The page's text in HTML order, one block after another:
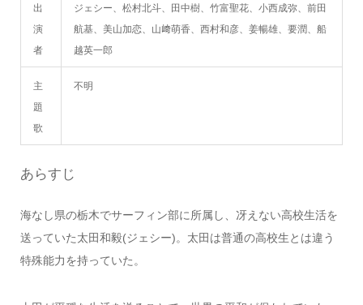
出
演
者
ジェシー、松村北斗、田中樹、竹富聖花、小西成弥、前田
航基、美山加恋、山﨑萌香、西村和彦、姜暢雄、要潤、船
越英一郎
主
題
歌
不明
あらすじ
海なし県の栃木でサーフィン部に所属し、冴えない高校生活を
送っていた太田和毅(ジェシー)。太田は普通の高校生とは違う
特殊能力を持っていた。